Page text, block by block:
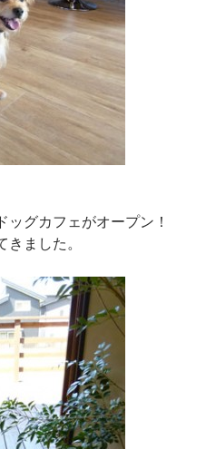
ッグカフェがオープン！
ました。